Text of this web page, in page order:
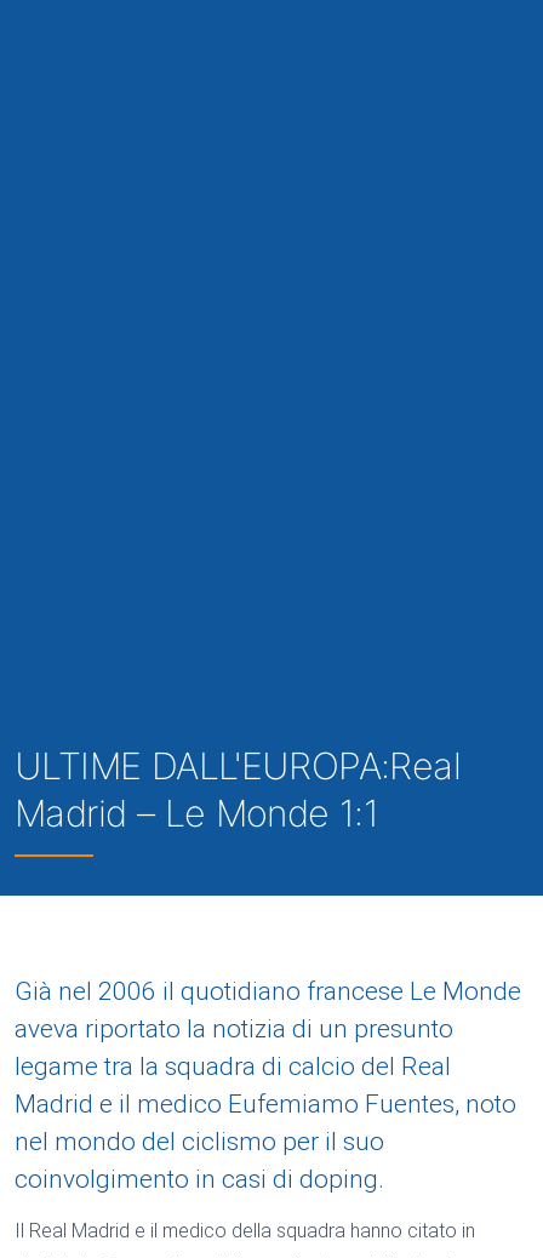
ULTIME DALL'EUROPA:Real
Madrid – Le Monde 1:1
Già nel 2006 il quotidiano francese Le Monde
aveva riportato la notizia di un presunto
legame tra la squadra di calcio del Real
Madrid e il medico Eufemiamo Fuentes, noto
nel mondo del ciclismo per il suo
coinvolgimento in casi di doping.
Il Real Madrid e il medico della squadra hanno citato in